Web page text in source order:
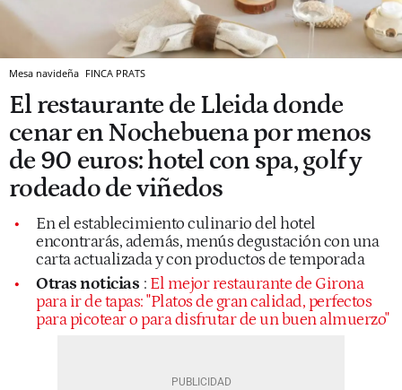
Mesa navideña FINCA PRATS
El restaurante de Lleida donde
cenar en Nochebuena por menos
de 90 euros: hotel con spa, golf y
rodeado de viñedos
En el establecimiento culinario del hotel
encontrarás, además, menús degustación con una
carta actualizada y con productos de temporada
Otras noticias : El mejor restaurante de Girona
para ir de tapas: "Platos de gran calidad, perfectos
para picotear o para disfrutar de un buen almuerzo"